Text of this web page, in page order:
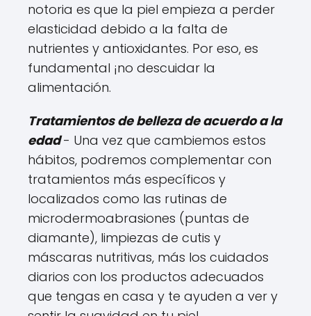
notoria es que la piel empieza a perder
elasticidad debido a la falta de
nutrientes y antioxidantes. Por eso, es
fundamental ¡no descuidar la
alimentación.
Tratamientos de belleza de acuerdo a la
edad - Una vez que cambiemos estos
hábitos, podremos complementar con
tratamientos más específicos y
localizados como las rutinas de
microdermoabrasiones (puntas de
diamante), limpiezas de cutis y
máscaras nutritivas, más los cuidados
diarios con los productos adecuados
que tengas en casa y te ayuden a ver y